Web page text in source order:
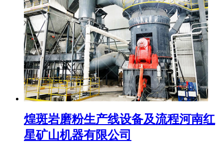
煌斑岩磨粉生产线设备及流程河南红
星矿山机器有限公司